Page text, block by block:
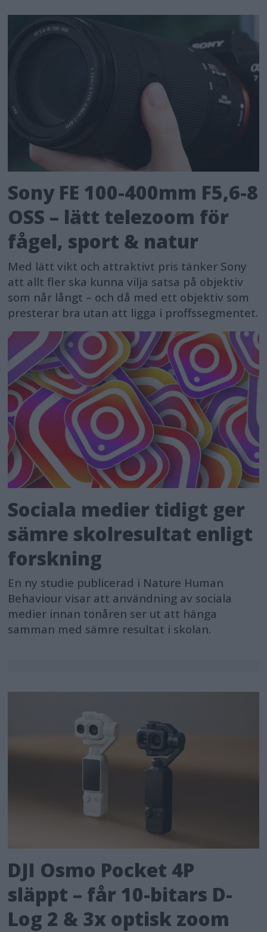
Sony FE 100-400mm F5,6-8
OSS – lätt telezoom för
fågel, sport & natur
Med lätt vikt och attraktivt pris tänker Sony
att allt fler ska kunna vilja satsa på objektiv
som når långt – och då med ett objektiv som
presterar bra utan att ligga i proffssegmentet.
Sociala medier tidigt ger
sämre skolresultat enligt
forskning
En ny studie publicerad i Nature Human
Behaviour visar att användning av sociala
medier innan tonåren ser ut att hänga
samman med sämre resultat i skolan.
DJI Osmo Pocket 4P
släppt – får 10-bitars D-
Log 2 & 3x optisk zoom